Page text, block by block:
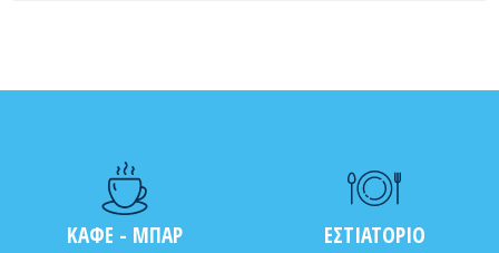
ΚΑΦΕ - ΜΠΑΡ ΕΣΤΙΑΤΟΡΙΟ